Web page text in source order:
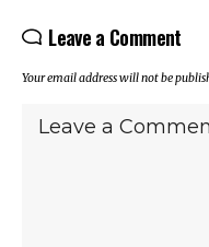
Leave a Comment
Your email address will not be